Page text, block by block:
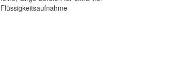
Flüssigkeitsaufnahme